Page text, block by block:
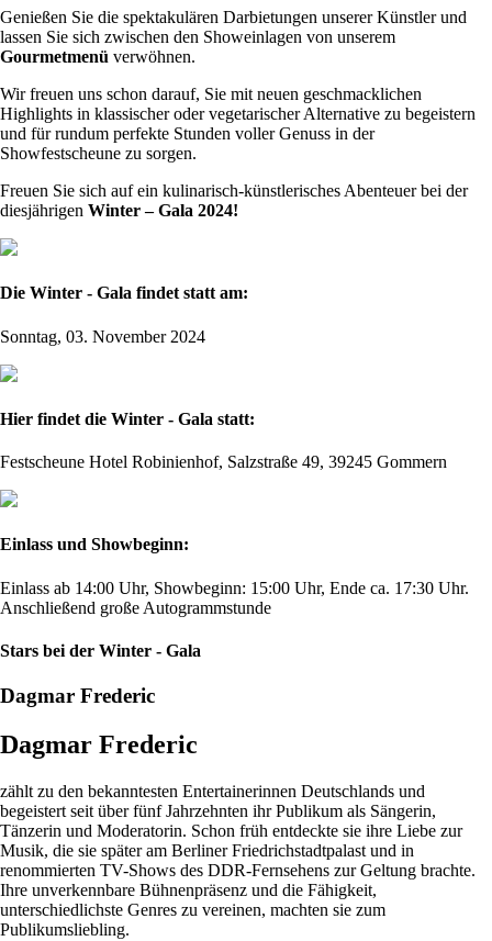
Genießen Sie die spektakulären Darbietungen unserer Künstler und
lassen Sie sich zwischen den Showeinlagen von unserem
Gourmetmenü verwöhnen.
Wir freuen uns schon darauf, Sie mit neuen geschmacklichen
Highlights in klassischer oder vegetarischer Alternative zu begeistern
und für rundum perfekte Stunden voller Genuss in der
Showfestscheune zu sorgen.
Freuen Sie sich auf ein kulinarisch-künstlerisches Abenteuer bei der
diesjährigen Winter – Gala 2024!
Die Winter - Gala findet statt am:
Sonntag, 03. November 2024
Hier findet die Winter - Gala statt:
Festscheune Hotel Robinienhof, Salzstraße 49, 39245 Gommern
Einlass und Showbeginn:
Einlass ab 14:00 Uhr, Showbeginn: 15:00 Uhr, Ende ca. 17:30 Uhr.
Anschließend große Autogrammstunde
Stars bei der Winter - Gala
Dagmar Frederic
Dagmar Frederic
zählt zu den bekanntesten Entertainerinnen Deutschlands und
begeistert seit über fünf Jahrzehnten ihr Publikum als Sängerin,
Tänzerin und Moderatorin. Schon früh entdeckte sie ihre Liebe zur
Musik, die sie später am Berliner Friedrichstadtpalast und in
renommierten TV-Shows des DDR-Fernsehens zur Geltung brachte.
Ihre unverkennbare Bühnenpräsenz und die Fähigkeit,
unterschiedlichste Genres zu vereinen, machten sie zum
Publikumsliebling.